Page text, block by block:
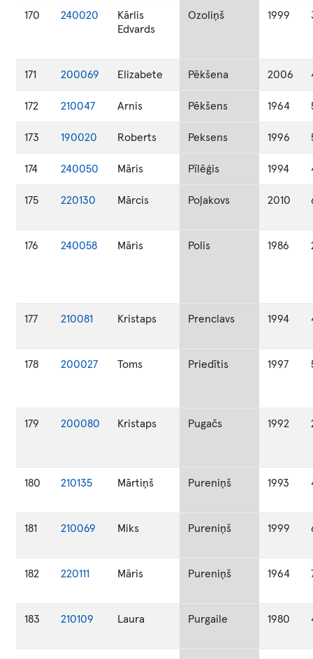
170 240020
Kārlis
Edvards
Ozoliņš 1999
171 200069 Elizabete Pēkšena 2006
172 210047 Arnis Pēkšens 1964
173 190020 Roberts Peksens 1996
174 240050 Māris Pīlēģis 1994
175 220130 Mārcis Poļakovs 2010
176 240058 Māris Polis 1986
177 210081 Kristaps Prenclavs 1994
178 200027 Toms Priedītis 1997
179 200080 Kristaps Pugačs 1992
180 210135 Mārtiņš Pureniņš 1993
181 210069 Miks Pureniņš 1999
182 220111 Māris Pureniņš 1964
183 210109 Laura Purgaile 1980